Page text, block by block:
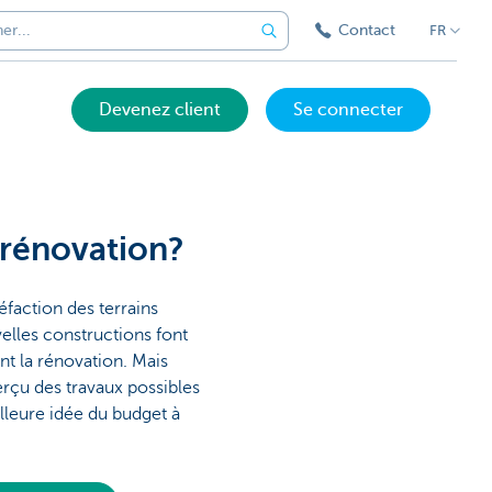
Contact FR
Devenez client Se connecter
des terrains
constructions font
la rénovation. Mais
des travaux possibles
idée du budget à